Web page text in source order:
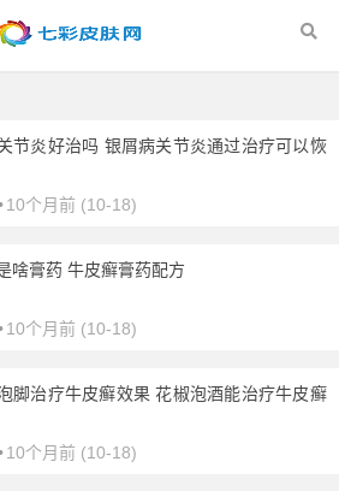
节炎好治吗 银屑病关节炎通过治疗可以恢
10个月前 (10-18)
啥膏药 牛皮癣膏药配方
10个月前 (10-18)
脚治疗牛皮癣效果 花椒泡酒能治疗牛皮癣
10个月前 (10-18)